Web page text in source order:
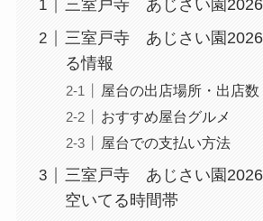
三室戸寺 あじさい園
三室戸寺 あじさい園
る情報
屋台の出店場所・出店数
おすすめ屋台グルメ
屋台での支払い方法
三室戸寺 あじさい園2026
空いてる時間帯